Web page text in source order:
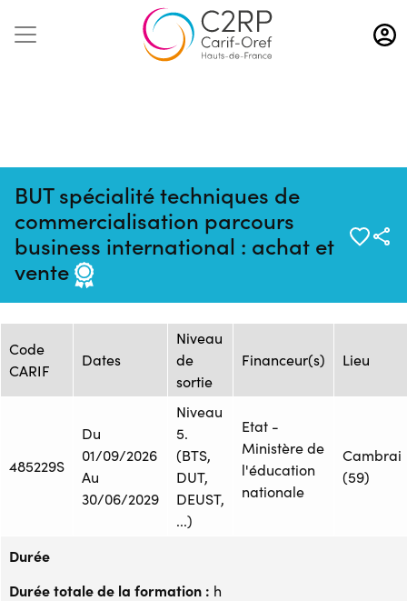
Aller
au
contenu
BUT spécialité techniques de
commercialisation parcours
business international : achat et
vente
Mise à jour :
08/08/2026
Formation :
ONISEP_2458911F
Source : Flux
ONISEP
Session de formation
Code
CARIF
Dates
Niveau
de
sortie
Financeur(s) Lieu
485229S
Du
01/09/2026
Au
30/06/2029
Niveau
5.
(BTS,
DUT,
DEUST,
...)
Etat -
Ministère de
l'éducation
nationale
Cambrai
(59)
Durée
Durée totale de la formation : h